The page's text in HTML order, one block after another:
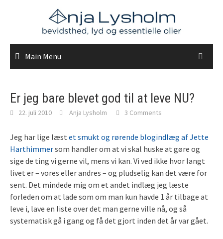
Main Menu
Er jeg bare blevet god til at leve NU?
22. juli 2010 Anja Lysholm 3 Comments
Jeg har lige læst et smukt og rørende blogindlæg af Jette
Harthimmersom handler om at vi skal huske at gøre og
sige de ting vi gerne vil, mens vi kan. Vi ved ikke hvor langt
livet er – vores eller andres – og pludselig kan det være for
sent. Det mindede mig om et andet indlæg jeg læste
forleden om at lade som om man kun havde 1 år tilbage at
leve i, lave en liste over det man gerne ville nå, og så
systematisk gå i gang og få det gjort inden det år var gået.